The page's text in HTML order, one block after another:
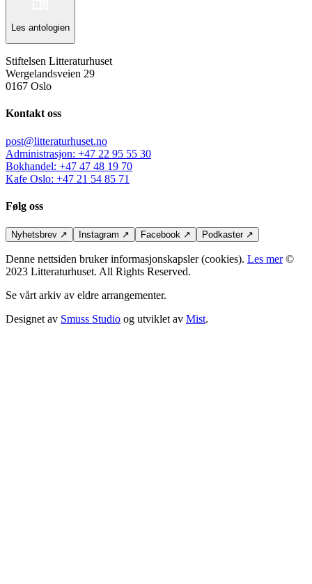
Les antologien
Stiftelsen Litteraturhuset
Wergelandsveien 29
0167 Oslo
Kontakt oss
post@litteraturhuset.no
Administrasjon: +47 22 95 55 30
Bokhandel: +47 47 48 19 70
Kafe Oslo: +47 21 54 85 71
Følg oss
Nyhetsbrev ↗ Instagram ↗ Facebook ↗ Podkaster↗
Denne nettsiden bruker informasjonskapsler (cookies). Les mer©
2023 Litteraturhuset. All Rights Reserved.
Se vårt arkiv av eldre arrangementer.
Designet av Smuss Studio og utviklet av Mist.